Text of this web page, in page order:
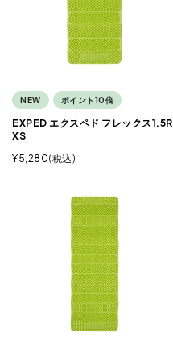
NEW ポイント10倍
EXPED エクスペド フレックス1.5R
XS
¥5,280 税込